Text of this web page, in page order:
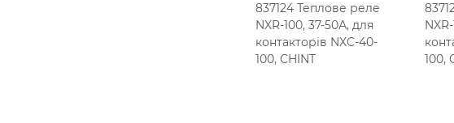
837124 Теплове реле
NXR-100, 37-50А, для
контакторів NXC-40-
100, CHINT
100,